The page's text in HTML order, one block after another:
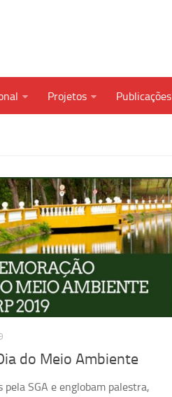
Projetos Publicações
do Meio Ambiente
SGA e englobam palestra,